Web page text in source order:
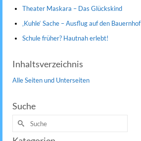
Theater Maskara – Das Glückskind
‚Kuhle‘ Sache – Ausflug auf den Bauernhof
Schule früher? Hautnah erlebt!
Inhaltsverzeichnis
Alle Seiten und Unterseiten
Suche
Suche
nach: